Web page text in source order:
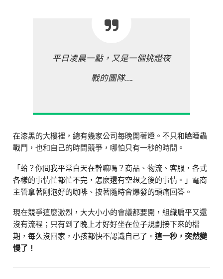
平日凌晨一點，又是一個挑燈夜
戰的團隊….
在漆黑的大樓裡，總有幾家公司每晚開著燈。不只和瞌睡蟲
戰鬥，也和自己的時間競爭，哪怕只有一秒的時間。
「蛤？你問我平常白天在幹嘛嗎？商品、物流、客服，各式
各樣的事情忙都忙不完，怎麼還有空想之後的事情。」電商
主管拿著剛泡好的咖啡、按著隨時會爆發的頭痛回答。
現在競爭這麼激烈，大大小小的會議都要開，組織扁平又還
沒有流程；只有到了晚上才好好坐在位子規劃接下來的檔
期，每久沒回家，小孩都快不認識自己了。這一秒，突然變
慢了！